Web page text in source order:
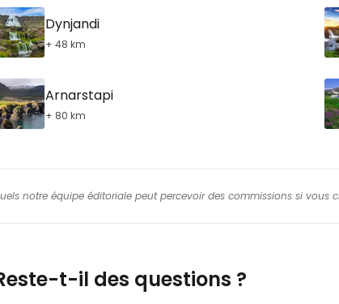
Dynjandi
+ 48 km
Arnarstapi
+ 80 km
notre équipe éditoriale peut percevoir des commissions si vous
t-il des questions ?